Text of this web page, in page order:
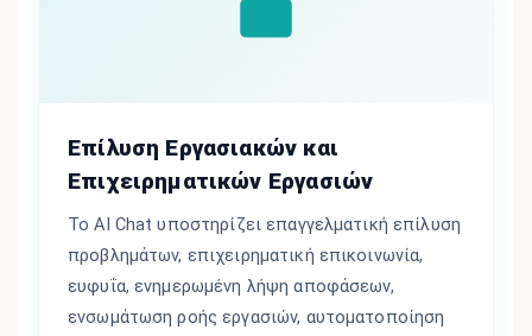
Επίλυση Εργασιακών και
Επιχειρηματικών Εργασιών
Το AI Chat υποστηρίζει επαγγελματική επίλυση
προβλημάτων, επιχειρηματική επικοινωνία,
ευφυΐα, ενημερωμένη λήψη αποφάσεων,
ενσωμάτωση ροής εργασιών, αυτοματοποίηση